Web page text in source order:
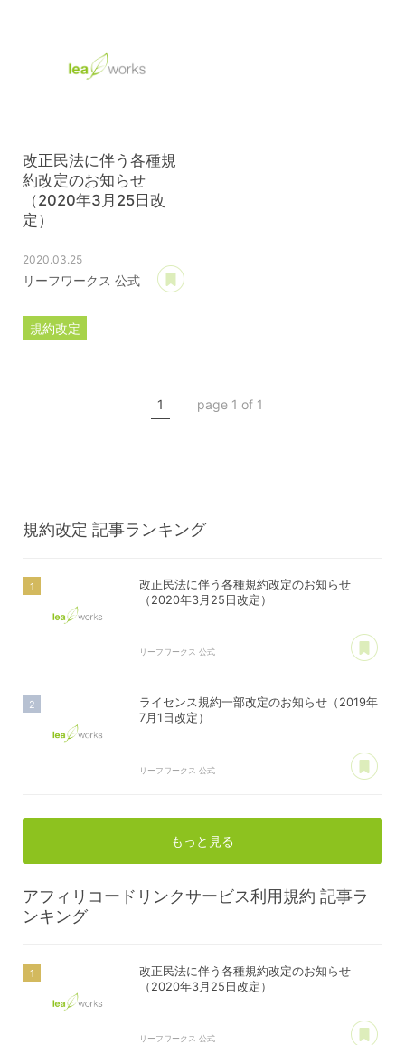
改正民法に伴う各種規
約改定のお知らせ
（2020年3月25日改
定）
2020.03.25
リーフワークス 公式
規約改定
1 page 1 of 1
規約改定 記事ランキング
改正民法に伴う各種規約改定のお知らせ
（2020年3月25日改定）
リーフワークス 公式
ライセンス規約一部改定のお知らせ（2019年
7月1日改定）
リーフワークス 公式
もっと見る
アフィリコードリンクサービス利用規約 記事ラ
ンキング
改正民法に伴う各種規約改定のお知らせ
（2020年3月25日改定）
リーフワークス 公式